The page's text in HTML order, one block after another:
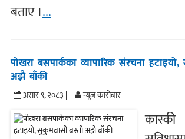
बताए ।...
पोखरा बसपार्कका व्यापारिक संरचना
अझै बाँकी
असार ९, २०८३ | न्यूज काराेबार